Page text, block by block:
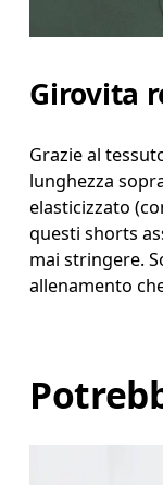
Girovita
Grazie al
lunghezza
elasticizzato
questi shorts
mai stringere.
allenamento